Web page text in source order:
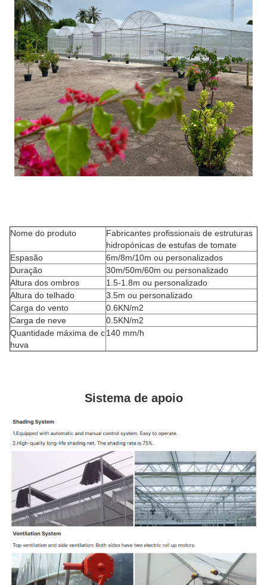
Nome do produto
Fabricantes profissionais de estruturas
hidropónicas de estufas de tomate
Espasão
6m/8m/10m ou personalizados
Duração
30m/50m/60m ou personalizado
Altura dos ombros
1.5-1.8m ou personalizado
Altura do telhado
3.5m ou personalizado
Carga do vento
0.6KN/m2
Carga de neve
0.5KN/m2
Quantidade máxima de c
huva
140 mm/h
Sistema de apoio